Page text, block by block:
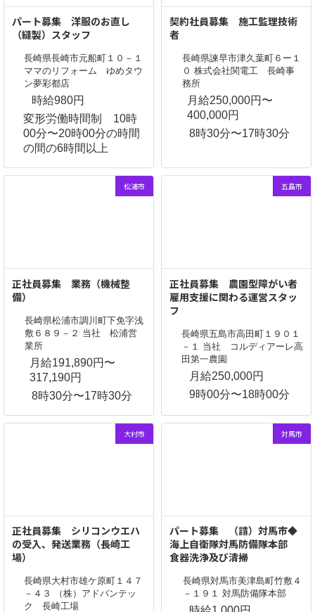
パート募集 洋服のお直し
（縫製）スタッフ
長崎県長崎市元船町１０－１
ママのリフォーム ゆめタウ
ン夢彩都店
時給980円
変形労働時間制 10時
00分〜20時00分の時間
の間の6時間以上
契約社員募集 施工監理技術
者
長崎県諫早市津久葉町６ー１
０ 株式会社関電工 長崎事
務所
月給250,000円〜
400,000円
8時30分〜17時30分
松浦市
正社員募集 業務（機械整
備）
長崎県松浦市調川町下免字浅
敷６８９－２ 当社 松浦営
業所
月給191,890円〜
317,190円
8時30分〜17時30分
五島市
正社員募集 農園型障がい者
雇用支援に関わる運営スタッ
フ
長崎県五島市高田町１９０１
－１ 当社 コルディアーレ高
田第一農園
月給250,000円
9時00分〜18時00分
大村市
正社員募集 シリコンウエハ
の受入、発送業務（長崎工
場）
長崎県大村市雄ケ原町１４７
－４３ （株）アドバンテッ
ク 長崎工場
対馬市
パート募集 （請）対馬市◆
海上自衛隊対馬防備隊本部
食器洗浄及び清掃
長崎県対馬市美津島町竹敷４
－１９１ 対馬防備隊本部